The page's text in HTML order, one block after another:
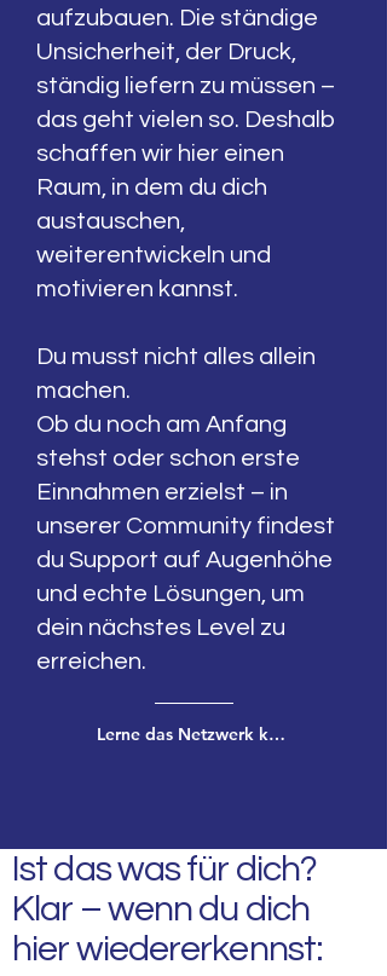
aufzubauen. Die ständige
Unsicherheit, der Druck,
ständig liefern zu müssen –
das geht vielen so. Deshalb
schaffen wir hier einen
Raum, in dem du dich
austauschen,
weiterentwickeln und
motivieren kannst.
Du musst nicht alles allein
machen.
Ob du noch am Anfang
stehst oder schon erste
Einnahmen erzielst – in
unserer Community findest
du Support auf Augenhöhe
und echte Lösungen, um
dein nächstes Level zu
erreichen.
Lerne das Netzwerk kennen
Ist das was für dich?
Klar – wenn du dich
hier wiedererkennst: